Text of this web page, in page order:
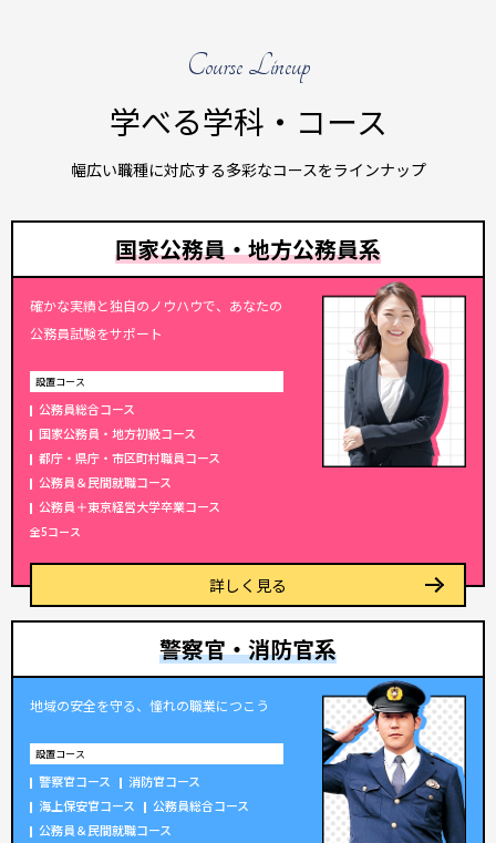
Course Lineup
学べる学科・コース
幅広い職種に対応する多彩なコースをラインナップ
国家公務員・地方公務員系
確かな実績と独自のノウハウで、あなたの
公務員試験をサポート
設置コース
公務員総合コース
国家公務員・地方初級コース
都庁・県庁・市区町村職員コース
公務員＆民間就職コース
公務員＋東京経営大学卒業コース
全5コース
詳しく見る
警察官・消防官系
地域の安全を守る、憧れの職業につこう
設置コース
警察官コース 消防官コース
海上保安官コース 公務員総合コース
公務員＆民間就職コース